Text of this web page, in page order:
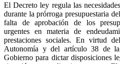
El Decreto ley regula las
durante la prórroga presupuestaria
falta de aprobación de los
urgentes en materia de
prestaciones sociales. En virtud
Autonomía y del artículo 38 de
Gobierno para dictar disposiciones